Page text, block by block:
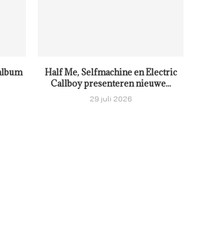
Half Me, Selfmachine en Electric
Callboy presenteren nieuwe...
29 juli 2026